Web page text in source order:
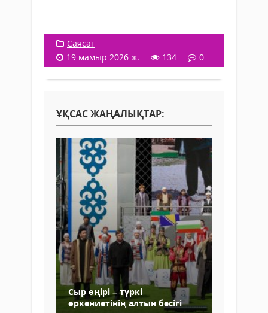
Саясат
19 мамыр 2026 ж.
134 0
ҰҚСАС ЖАҢАЛЫҚТАР:
Сыр өңірі – түркі
өркениетінің алтын бесігі